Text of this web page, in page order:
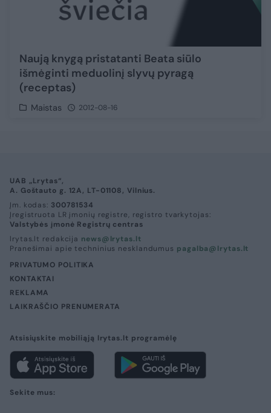
Naują knygą pristatanti Beata siūlo
išmėginti meduolinį slyvų pyragą
(receptas)
Maistas 2012-08-16
UAB „Lrytas“,
A. Goštauto g. 12A, LT-01108, Vilnius.
Įm. kodas: 300781534
Įregistruota LR įmonių registre, registro tvarkytojas:
Valstybės įmonė Registrų centras
lrytas.lt redakcija news@lrytas.lt
Pranešimai apie techninius nesklandumus pagalba@lrytas.lt
PRIVATUMO POLITIKA
KONTAKTAI
REKLAMA
LAIKRAŠČIO PRENUMERATA
Atsisiųskite mobiliąją lrytas.lt programėlę
Sekite mus: